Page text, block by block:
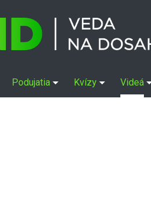
Podujatia Kvízy Videá